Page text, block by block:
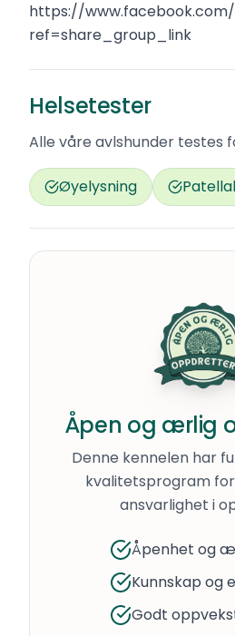
https://
ref=share_group_link
Helsetester
Alle våre avlshunder testes
Øyelysning
Åpen og ærlig
Denne kennelen har
kvalitetsprogram
ansvarlighet i
Åpenhet og
Kunnskap og
Godt